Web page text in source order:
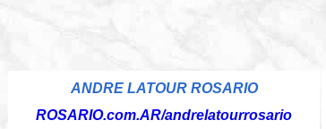
ANDRE LATOUR ROSARIO
ROSARIO.com.AR/andrelatourrosario